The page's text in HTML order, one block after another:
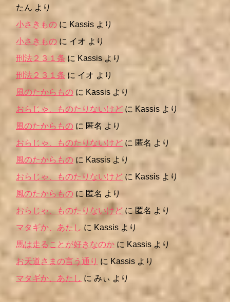
たん より
小さきもの に Kassis より
小さきもの に イオ より
刑法２３１条 に Kassisより
刑法２３１条 に イオ より
風のたからもの に Kassis より
おらじゃ、ものたりないけど に Kassis より
風のたからもの に 匿名 より
おらじゃ、ものたりないけど に 匿名 より
風のたからもの に Kassis より
おらじゃ、ものたりないけど に Kassis より
風のたからもの に 匿名 より
おらじゃ、ものたりないけど に匿名 より
マタギか、あたし に Kassis より
馬は走ることが好きなのか に Kassis より
お天道さまの言う通り に Kassis より
マタギか、あたし に みぃ より